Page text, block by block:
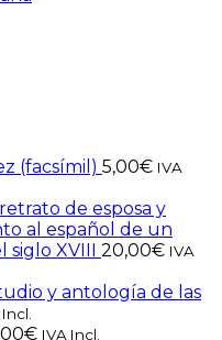
(facsímil) 5,00€ IVA
de esposa y
al español de un
siglo XVIII 20,00€ IVA
y antología de las
€ IVA Incl.